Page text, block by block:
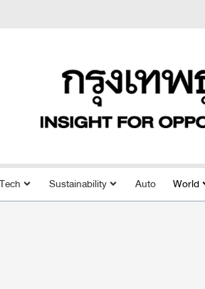
Tech Sustainability Auto World